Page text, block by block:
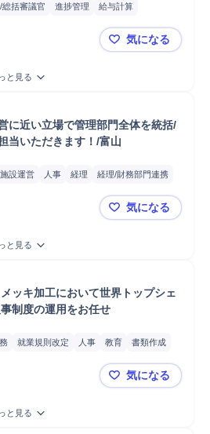
総括審議官 進捗管理
給与計算
リーダー 税務申告 部長
【経理総務
気になる
と見る
に近い立場で管理部門全体を統括/
当いただきます！/富山
設運営 人事 経理
経理/財務部門連携
Microsoft Excel
自動車【総務経理
気になる
と見る
ッキ加工において世界トップシェ
制度の運用をお任せ
就業規則改定 人事 教育
書類作成
【人事制度
気になる
と見る